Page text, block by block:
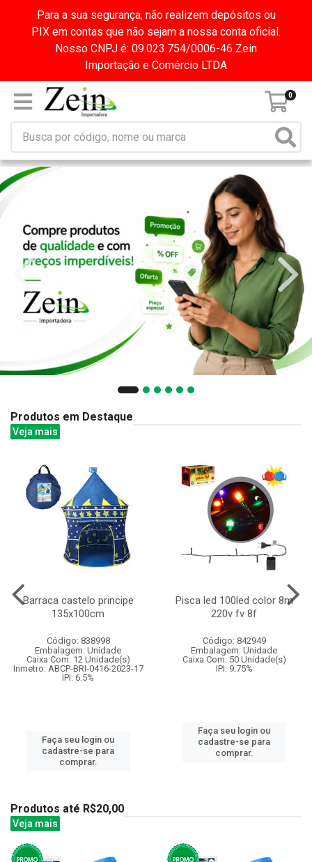
Para a sua segurança, não realizem depósitos ou
PIX em contas que não sejam a nossa conta oficial.
Nosso CNPJ é: 09.023.754/0006-46 Zein
Importação e Comércio LTDA
0
Produtos em Destaque
Veja mais
Barraca castelo principe
135x100cm
Código: 838998
Embalagem: Unidade
Caixa Com: 12 Unidade(s)
Inmetro: ABCP-BRI-0416-2023-17
IPI: 6.5%
Faça seu login ou
cadastre-se para
comprar.
Pisca led 100led color 8m
220v fv 8f
Código: 842949
Embalagem: Unidade
Caixa Com: 50 Unidade(s)
IPI: 9.75%
Faça seu login ou
cadastre-se para
comprar.
Produtos até R$20,00
Veja mais